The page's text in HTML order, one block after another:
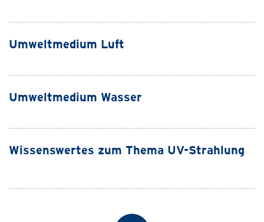
Umweltmedium Luft
Umweltmedium Wasser
Wissenswertes zum Thema UV-Strahlung